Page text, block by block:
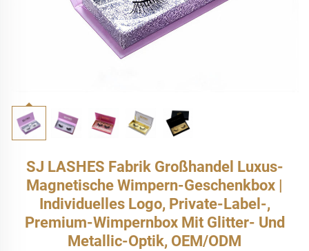
SJ LASHES Fabrik Großhandel Luxus-
Magnetische Wimpern-Geschenkbox |
Individuelles Logo, Private-Label-,
Premium-Wimpernbox Mit Glitter- Und
Metallic-Optik, OEM/ODM